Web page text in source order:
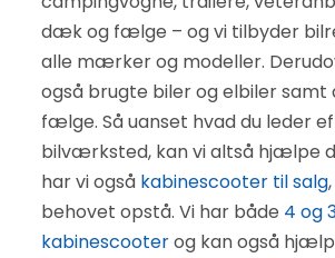
dæk og fælge – og vi tilbyder
alle mærker og modeller.
også brugte biler og elbiler
fælge. Så uanset hvad du leder
bilværksted, kan vi altså hjælpe
har vi også kabinescooter til salg
behovet opstå. Vi har både 4 og
kabinescooterog kan også